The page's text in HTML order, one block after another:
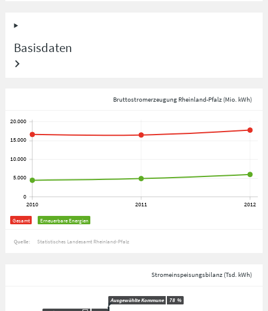
Basisdaten
Bruttostromerzeugung Rheinland-Pfalz (Mio. kWh)
Gesamt Erneuerbare Energien
Quelle: Statistisches Landesamt Rheinland-Pfalz
Stromeinspeisungsbilanz (Tsd. kWh)
Ausgewählte Kommune 78 %